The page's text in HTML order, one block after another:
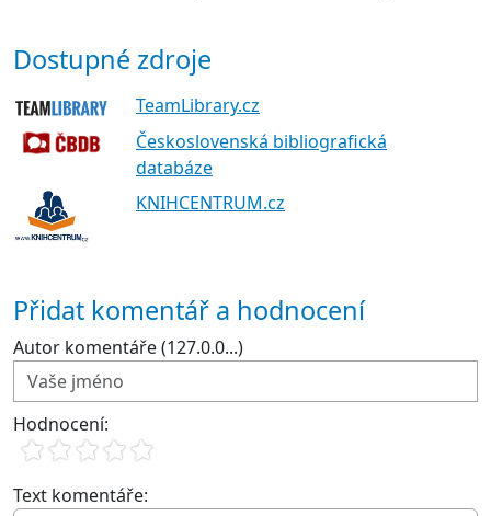
Dostupné zdroje
TeamLibrary.cz
Československá bibliografická
databáze
KNIHCENTRUM.cz
Přidat komentář a hodnocení
Autor komentáře (127.0.0...)
Hodnocení:
Text komentáře: